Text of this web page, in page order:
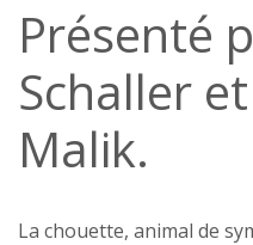
Présenté
Schaller
Malik.
La chouette, animal de